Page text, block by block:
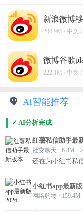
新浪微博
206.9M / 中文
微博谷歌
222.1M / 中文
AI智能推荐
✓ AI分析完成
红薯私信助手最
社交聊天 · 6.8M ·
还在为小红书私
手，界面干净、
根据自己习惯调
搞定。省心省力
用小红书的你！
小红书app最新
网络购物 · 159.4M